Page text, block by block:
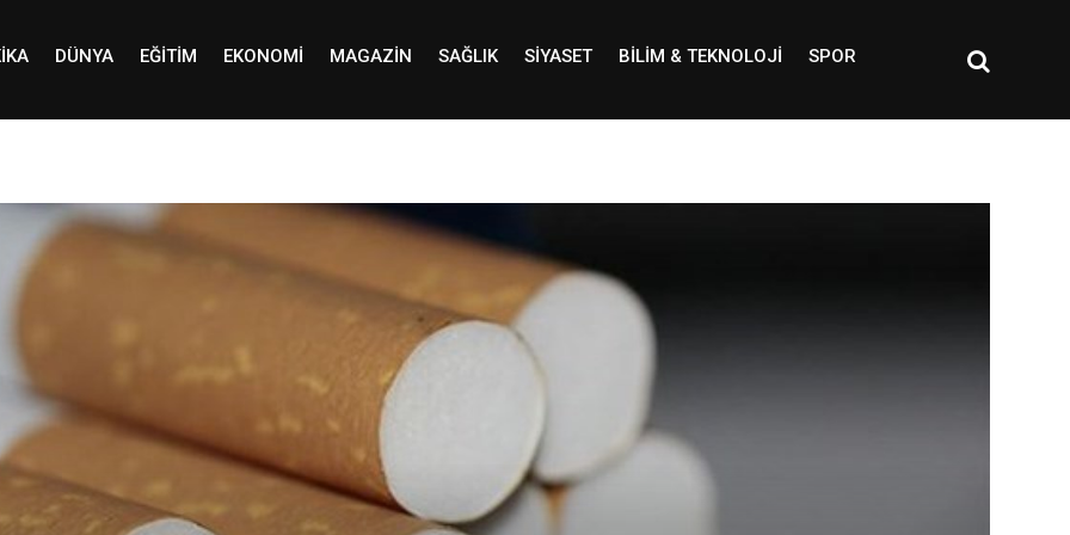
DÜNYA EĞITIM EKONOMI MAGAZIN SAĞLIK SIYASET BILIM & TEKNOLOJI SPOR